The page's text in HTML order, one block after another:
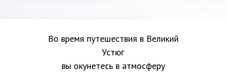
Во время путешествия в Великий
Устюг
вы окунетесь в атмосферу